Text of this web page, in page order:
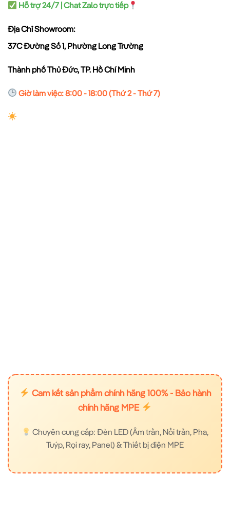
Hỗ trợ 24/7 | Chat Zalo trực tiếp
Địa Chỉ Showroom:
37C Đường Số 1, Phường Long Trường
Thành phố Thủ Đức, TP. Hồ Chí Minh
Giờ làm việc: 8:00 - 18:00 (Thứ 2 - Thứ 7)
Cam kết sản phẩm chính hãng 100% - Bảo hành
chính hãng MPE
Chuyên cung cấp: Đèn LED (Âm trần, Nổi trần, Pha,
Tuýp, Rọi ray, Panel) & Thiết bị điện MPE